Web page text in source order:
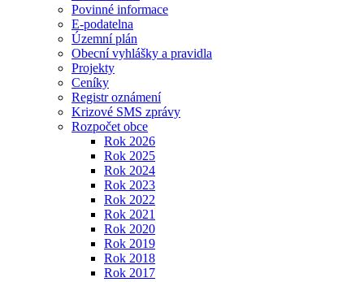
Povinné informace
E-podatelna
Územní plán
Obecní vyhlášky a pravidla
Projekty
Ceníky
Registr oznámení
Krizové SMS zprávy
Rozpočet obce
Rok 2026
Rok 2025
Rok 2024
Rok 2023
Rok 2022
Rok 2021
Rok 2020
Rok 2019
Rok 2018
Rok 2017